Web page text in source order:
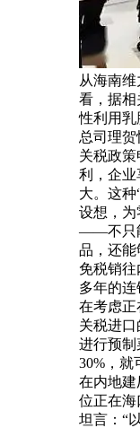
从海南
看，据相
性利用乳
总司理
关税政
利，企业
大。这种
设想，为
——不只
品，还能
免税销
多年的
在考虑正
关税进口
进行预制
30%，就
在内地建
位正在海
坦言：“